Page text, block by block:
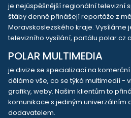
je nejúspěšnější regionální televizní
štáby denně přinášejí reportáže z
Moravskoslezského kraje. Vysíláme
televizního vysílání, portálu polar.cz
POLAR MULTIMEDIA
je divize se specializací na
děláme vše, co se týká multimedií -
grafiky, weby. Našim klientům to
komunikace s jediným univerzálním
dodavatelem.